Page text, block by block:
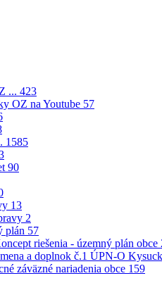
... 423
OZ na Youtube 57
1585
90
13
2
plán 57
riešenia - územný plán obce
a doplnok č.1 ÚPN-O
záväzné nariadenia obce 159